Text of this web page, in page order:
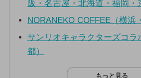
阪・名古屋・北海道・福岡・
NORANEKO COFFEE（横浜
サンリオキャラクターズコラ
都）
もっと見る